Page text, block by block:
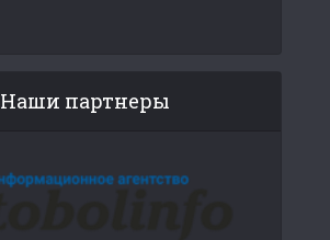
Наши партнеры